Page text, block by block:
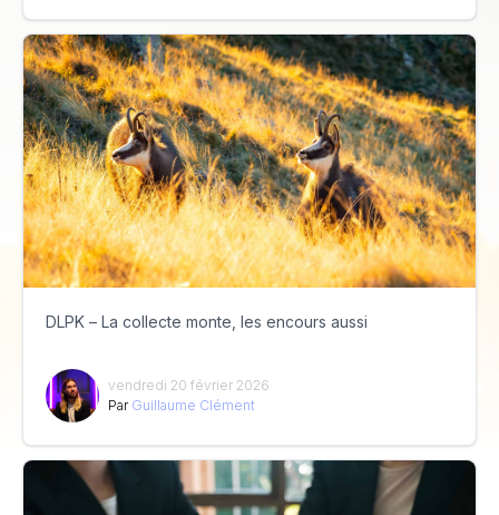
DLPK – La collecte monte, les encours aussi
vendredi 20 février 2026
Par Guillaume Clément